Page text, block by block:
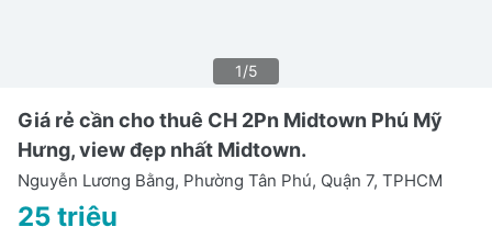
1/5
Giá rẻ cần cho thuê CH 2Pn Midtown Phú Mỹ
Hưng, view đẹp nhất Midtown.
Nguyễn Lương Bằng, Phường Tân Phú, Quận 7, TPHCM
25 triệu